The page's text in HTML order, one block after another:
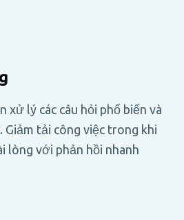
xử lý các câu hỏi phổ biến và
Giảm tải công việc trong khi
lòng với phản hồi nhanh